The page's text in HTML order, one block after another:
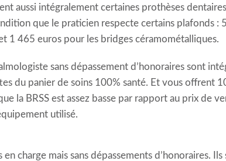
aussi intégralement certaines prothèses
que le praticien respecte certains plafonds :
1 465 euros pour les bridges céramométalliques.
sans dépassement d’honoraires sont
du panier de soins 100% santé. Et vous offrent
la BRSS est assez basse par rapport au prix de
utilisé.
charge mais sans dépassements d’honoraires.